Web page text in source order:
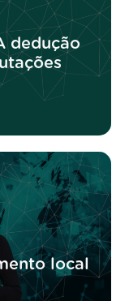
dedução
local